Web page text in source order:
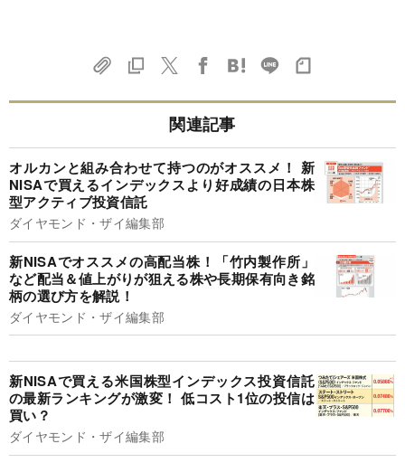
関連記事
オルカンと組み合わせて持つのがオススメ！ 新
NISAで買えるインデックスより好成績の日本株
型アクティブ投資信託
ダイヤモンド・ザイ編集部
新NISAでオススメの高配当株！「竹内製作所」
など配当＆値上がりが狙える株や長期保有向き銘
柄の選び方を解説！
ダイヤモンド・ザイ編集部
新NISAで買える米国株型インデックス投資信託
の最新ランキングが激変！ 低コスト1位の投信は
買い？
ダイヤモンド・ザイ編集部